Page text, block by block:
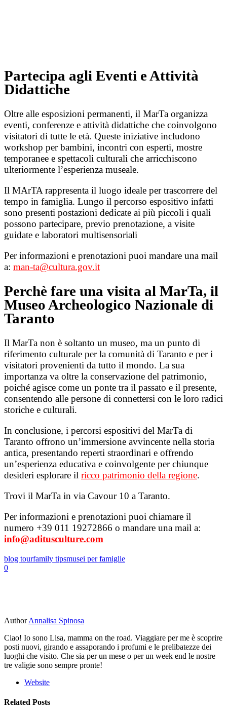
Partecipa agli Eventi e Attività
Didattiche
Oltre alle esposizioni permanenti, il MarTa organizza
eventi, conferenze e attività didattiche che coinvolgono
visitatori di tutte le età. Queste iniziative includono
workshop per bambini, incontri con esperti, mostre
temporanee e spettacoli culturali che arricchiscono
ulteriormente l’esperienza museale.
Il MArTA rappresenta il luogo ideale per trascorrere del
tempo in famiglia. Lungo il percorso espositivo infatti
sono presenti postazioni dedicate ai più piccoli i quali
possono partecipare, previo prenotazione, a visite
guidate e laboratori multisensoriali
Per informazioni e prenotazioni puoi mandare una mail
a: man-ta@cultura.gov.it
Perchè fare una visita al MarTa, il
Museo Archeologico Nazionale di
Taranto
Il MarTa non è soltanto un museo, ma un punto di
riferimento culturale per la comunità di Taranto e per i
visitatori provenienti da tutto il mondo. La sua
importanza va oltre la conservazione del patrimonio,
poiché agisce come un ponte tra il passato e il presente,
consentendo alle persone di connettersi con le loro radici
storiche e culturali.
In conclusione, i percorsi espositivi del MarTa di
Taranto offrono un’immersione avvincente nella storia
antica, presentando reperti straordinari e offrendo
un’esperienza educativa e coinvolgente per chiunque
desideri esplorare il ricco patrimonio della regione.
Trovi il MarTa in via Cavour 10 a Taranto.
Per informazioni e prenotazioni puoi chiamare il
numero +39 011 19272866 o mandare una mail a:
info@aditusculture.com
blog tourfamily tipsmusei per famiglie
0
Author Annalisa Spinosa
Ciao! Io sono Lisa, mamma on the road. Viaggiare per me è scoprire
posti nuovi, girando e assaporando i profumi e le prelibatezze dei
luoghi che visito. Che sia per un mese o per un week end le nostre
tre valigie sono sempre pronte!
Website
Related Posts